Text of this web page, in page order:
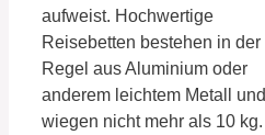
aufweist. Hochwertige
Reisebetten bestehen in der
Regel aus Aluminium oder
anderem leichtem Metall und
wiegen nicht mehr als 10 kg.